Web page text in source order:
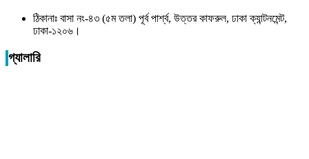
ঠিকানাঃ বাসা নং-৪৩ (৫ম তলা) পূর্ব পার্শ্ব, উত্তর কাফরুল, ঢাকা ক্যান্টনমেন্ট,
ঢাকা-১২০৬।
গ্যালারি